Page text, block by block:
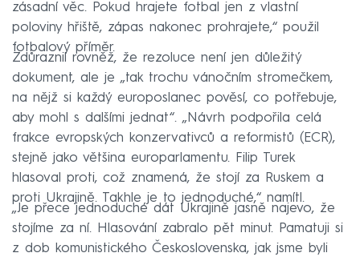
zásadní věc. Pokud hrajete fotbal jen z vlastní
poloviny hřiště, zápas nakonec prohrajete,“ použil
fotbalový příměr.
Zdůraznil rovněž, že rezoluce není jen důležitý
dokument, ale je „tak trochu vánočním stromečkem,
na nějž si každý europoslanec pověsí, co potřebuje,
aby mohl s dalšími jednat“. „Návrh podpořila celá
frakce evropských konzervativců a reformistů (ECR),
stejně jako většina europarlamentu. Filip Turek
hlasoval proti, což znamená, že stojí za Ruskem a
proti Ukrajině. Takhle je to jednoduché,“ namítl.
„Je přece jednoduché dát Ukrajině jasně najevo, že
stojíme za ní. Hlasování zabralo pět minut. Pamatuji si
z dob komunistického Československa, jak jsme byli